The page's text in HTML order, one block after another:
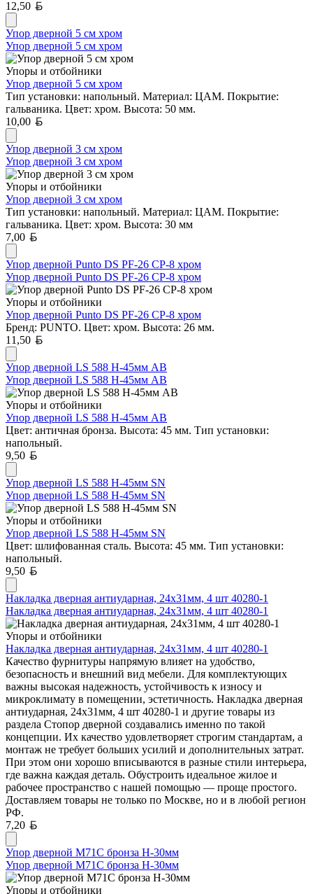
12,50
Упор дверной 5 см хром
Упор дверной 5 см хром
Упоры и отбойники
Упор дверной 5 см хром
Тип установки: напольный. Материал: ЦАМ. Покрытие:
гальваника. Цвет: хром. Высота: 50 мм.
10,00
Упор дверной 3 см хром
Упор дверной 3 см хром
Упоры и отбойники
Упор дверной 3 см хром
Тип установки: напольный. Материал: ЦАМ. Покрытие:
гальваника. Цвет: хром. Высота: 30 мм
7,00
Упор дверной Punto DS PF-26 CP-8 хром
Упор дверной Punto DS PF-26 CP-8 хром
Упоры и отбойники
Упор дверной Punto DS PF-26 CP-8 хром
Бренд: PUNTO. Цвет: хром. Высота: 26 мм.
11,50
Упор дверной LS 588 H-45мм AB
Упор дверной LS 588 H-45мм AB
Упоры и отбойники
Упор дверной LS 588 H-45мм AB
Цвет: античная бронза. Высота: 45 мм. Тип установки:
напольный.
9,50
Упор дверной LS 588 H-45мм SN
Упор дверной LS 588 H-45мм SN
Упоры и отбойники
Упор дверной LS 588 H-45мм SN
Цвет: шлифованная сталь. Высота: 45 мм. Тип установки:
напольный.
9,50
Накладка дверная антиударная, 24x31мм, 4 шт 40280-1
Накладка дверная антиударная, 24x31мм, 4 шт 40280-1
Упоры и отбойники
Накладка дверная антиударная, 24x31мм, 4 шт 40280-1
Качество фурнитуры напрямую влияет на удобство,
безопасность и внешний вид мебели. Для комплектующих
важны высокая надежность, устойчивость к износу и
микроклимату в помещении, эстетичность. Накладка дверная
антиударная, 24x31мм, 4 шт 40280-1 и другие товары из
раздела Стопор дверной создавались именно по такой
концепции. Их качество удовлетворяет строгим стандартам, а
монтаж не требует больших усилий и дополнительных затрат.
При этом они хорошо вписываются в разные стили интерьера,
где важна каждая деталь. Обустроить идеальное жилое и
рабочее пространство с нашей помощью — проще простого.
Доставляем товары не только по Москве, но и в любой регион
РФ.
7,20
Упор дверной М71С бронза Н-30мм
Упор дверной М71С бронза Н-30мм
Упоры и отбойники